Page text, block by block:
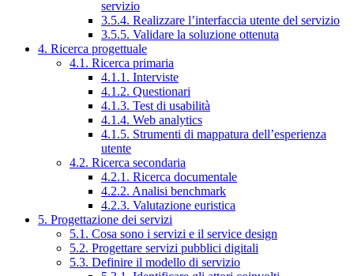
servizio
3.5.4. Realizzare l’interfaccia utente del servizio
3.5.5. Validare la soluzione ottenuta
4. Ricerca progettuale
4.1. Ricerca primaria
4.1.1. Interviste
4.1.2. Questionari
4.1.3. Test di usabilità
4.1.4. Web analytics
4.1.5. Strumenti di mappatura dell’esperienza
utente
4.2. Ricerca secondaria
4.2.1. Ricerca documentale
4.2.2. Analisi benchmark
4.2.3. Valutazione euristica
5. Progettazione dei servizi
5.1. Cosa sono i servizi e il service design
5.2. Progettare servizi pubblici digitali
5.3. Definire il modello di servizio